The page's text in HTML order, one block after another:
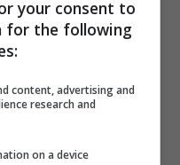
può aspettare di
arriva dalla sua
sono le prime
di capelli
your consent to
for the following
content, advertising and
research and
on a device